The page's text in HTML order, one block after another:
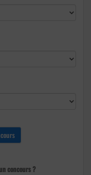
concours ?